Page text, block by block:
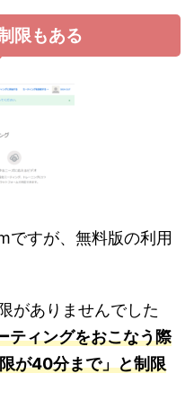
限もある
ですが、無料版の利用
がありませんでした
ティングをおこなう際
が40分まで」と制限